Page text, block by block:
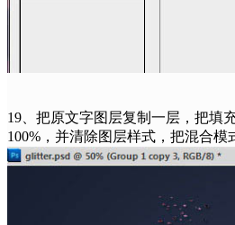
19、把原文字图层复制一层，把填
100%，并清除图层样式，把混合模